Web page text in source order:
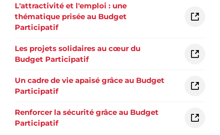
L'attractivité et l'emploi : une
thématique prisée au Budget
Participatif
Les projets solidaires au cœur du
Budget Participatif
Un cadre de vie apaisé grâce au Budget
Participatif
Renforcer la sécurité grâce au Budget
Participatif